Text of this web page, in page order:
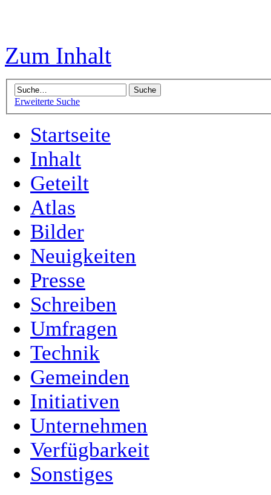
Zum Inhalt
Erweiterte Suche
Startseite
Inhalt
Geteilt
Atlas
Bilder
Neuigkeiten
Presse
Schreiben
Umfragen
Technik
Gemeinden
Initiativen
Unternehmen
Verfügbarkeit
Sonstiges